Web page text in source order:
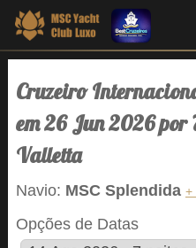
Cruzeiro
em 26 Jun 2026 por
Valletta
Navio: MSC Splendida +
Opções de Datas